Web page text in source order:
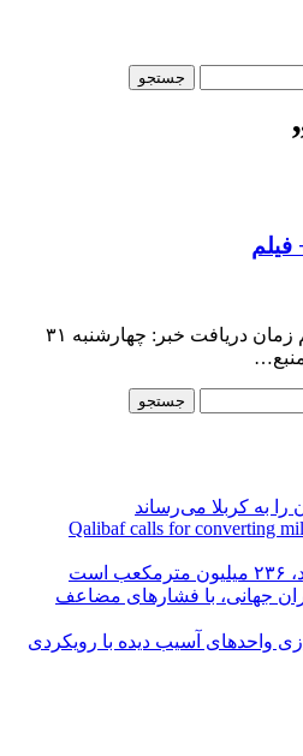
مستند “نبرد خرمشهر” + فیلم زمان دریافت خبر: چهارشنبه ۳۱
را به کربلا می‌رساند
Qalibaf calls for converting
جهانی، با فشارهای مضاعف
واحدهای آسیب دیده با رویکردی